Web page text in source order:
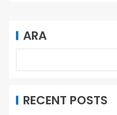
ARA
RECENT POSTS